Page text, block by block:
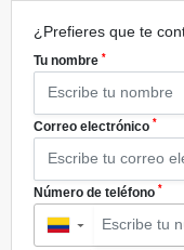
¿Prefieres que te
Tu nombre *
Correo electrónico *
Número de teléfono *
▼